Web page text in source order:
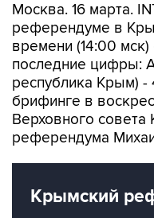
Москва. 16 марта.
референдуме в
времени (14:00
последние цифры:
республика Крым) -
брифинге в
Верховного
референдума
Крымский